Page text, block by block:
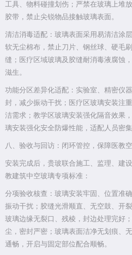
工具、物料碰撞划伤；严禁在玻璃上堆
胶带，禁止尖锐物品接触玻璃表面。
清洁消毒适配：玻璃表面采用易清洁涂
软无尘棉布，禁止刀片、钢丝球、硬毛
缝；医疗区域玻璃及胶缝耐消毒液腐蚀
滋生。
功能分区差异化适配：实验室、精密仪
封，减少振动干扰；医疗区玻璃安装注
洁需求；教学区玻璃安装强化隔音效果
璃安装强化安全防爆性能，适配人员密集
八、验收与回访：闭环管控，保障医教
安装完成后，贵玻联合施工、监理、建
教建筑中空玻璃专项标准：
分项验收核查：玻璃安装牢固、位置准
振动干扰；胶缝光滑顺直、无空鼓、开
玻璃边缘无裂口、残棱，封边处理完好
尘，密封严密；玻璃表面洁净无划痕、
通畅，开启与固定部位配合顺畅。